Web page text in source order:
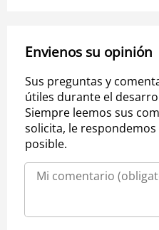
Envienos su opinión
Sus preguntas y
útiles durante el
Siempre leemos sus
solicita, le
posible.